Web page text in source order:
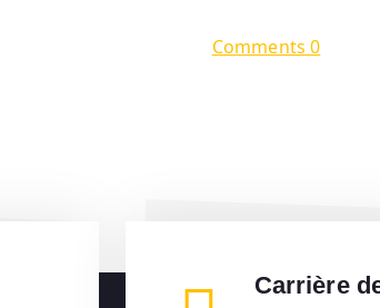
Comments 0
Carrière